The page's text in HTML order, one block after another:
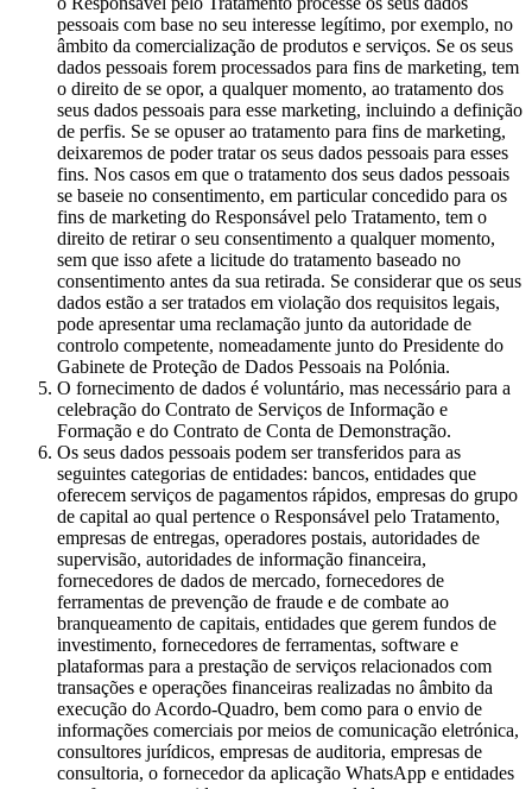
pessoais com base no seu interesse legítimo, por exemplo, no
âmbito da comercialização de produtos e serviços. Se os seus
dados pessoais forem processados para fins de marketing, tem
o direito de se opor, a qualquer momento, ao tratamento dos
seus dados pessoais para esse marketing, incluindo a definição
de perfis. Se se opuser ao tratamento para fins de marketing,
deixaremos de poder tratar os seus dados pessoais para esses
fins. Nos casos em que o tratamento dos seus dados pessoais
se baseie no consentimento, em particular concedido para os
fins de marketing do Responsável pelo Tratamento, tem o
direito de retirar o seu consentimento a qualquer momento,
sem que isso afete a licitude do tratamento baseado no
consentimento antes da sua retirada. Se considerar que os seus
dados estão a ser tratados em violação dos requisitos legais,
pode apresentar uma reclamação junto da autoridade de
controlo competente, nomeadamente junto do Presidente do
Gabinete de Proteção de Dados Pessoais na Polónia.
O fornecimento de dados é voluntário, mas necessário para a
celebração do Contrato de Serviços de Informação e
Formação e do Contrato de Conta de Demonstração.
Os seus dados pessoais podem ser transferidos para as
seguintes categorias de entidades: bancos, entidades que
oferecem serviços de pagamentos rápidos, empresas do grupo
de capital ao qual pertence o Responsável pelo Tratamento,
empresas de entregas, operadores postais, autoridades de
supervisão, autoridades de informação financeira,
fornecedores de dados de mercado, fornecedores de
ferramentas de prevenção de fraude e de combate ao
branqueamento de capitais, entidades que gerem fundos de
investimento, fornecedores de ferramentas, software e
plataformas para a prestação de serviços relacionados com
transações e operações financeiras realizadas no âmbito da
execução do Acordo-Quadro, bem como para o envio de
informações comerciais por meios de comunicação eletrónica,
consultores jurídicos, empresas de auditoria, empresas de
consultoria, o fornecedor da aplicação WhatsApp e entidades